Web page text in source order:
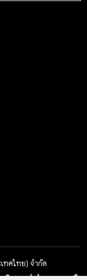
ทศไทย) จำกัด
.ติวานนท์ ตำบลบางกะดี